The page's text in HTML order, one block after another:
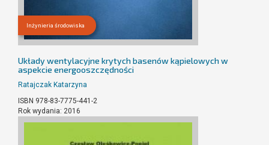
Inżynieria środowiska
Układy wentylacyjne krytych basenów kąpielowych w
aspekcie energooszczędności
Ratajczak Katarzyna
ISBN 978-83-7775-441-2
Rok wydania: 2016